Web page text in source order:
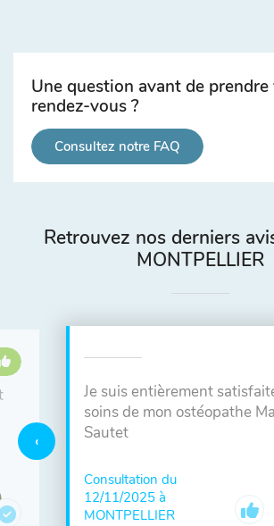
Une question avant de
rendez-vous ?
Consultez notre FAQ
Retrouvez nos derniers
MONTPELLIER
Je suis entièrement
soins de mon ostéopathe
Sautet
Consultation du
12/11/2025 à
MONTPELLIER